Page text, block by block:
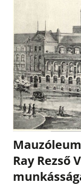
Ray Rezső